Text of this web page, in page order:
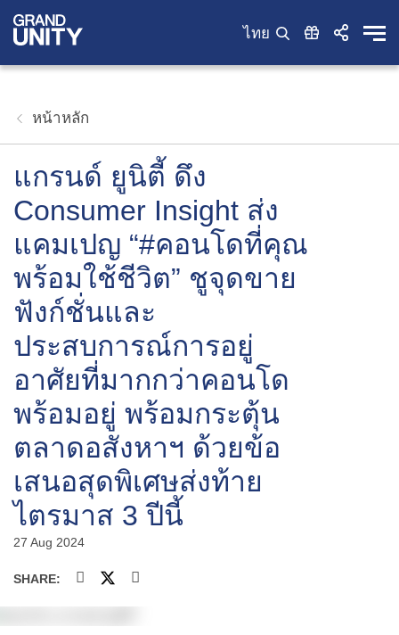
ไทย
หน้าหลัก
แกรนด์ ยูนิตี้ ดึง
Consumer Insight ส่ง
แคมเปญ “#คอนโดที่คุณ
พร้อมใช้ชีวิต” ชูจุดขาย
ฟังก์ชั่นและ
ประสบการณ์การอยู่
อาศัยที่มากกว่าคอนโด
พร้อมอยู่ พร้อมกระตุ้น
ตลาดอสังหาฯ ด้วยข้อ
เสนอสุดพิเศษส่งท้าย
ไตรมาส 3 ปีนี้
27 Aug 2024
SHARE: